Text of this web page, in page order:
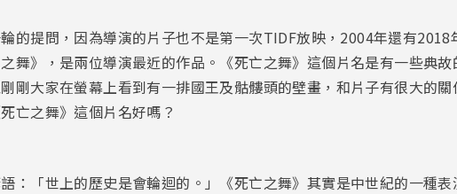
的提問，因為導演的片子也不是第一次TIDF放映，2004年還有
舞》，是兩位導演最近的作品。《死亡之舞》這個片名是有一些典
剛大家在螢幕上看到有一排國王及骷髏頭的壁畫，和片子有很大的
亡之舞》這個片名好嗎？
：「世上的歷史是會輪迴的。」《死亡之舞》其實是中世紀的一種